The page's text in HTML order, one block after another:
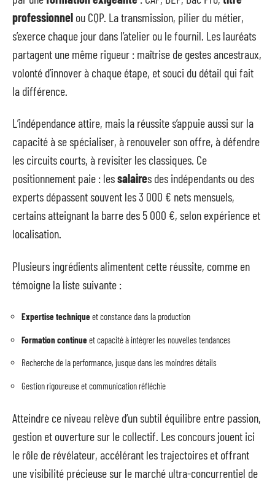
professionnel ou CQP. La transmission, pilier du métier,
s’exerce chaque jour dans l’atelier ou le fournil. Les lauréats
partagent une même rigueur : maîtrise de gestes ancestraux,
volonté d’innover à chaque étape, et souci du détail qui fait
la différence.
L’indépendance attire, mais la réussite s’appuie aussi sur la
capacité à se spécialiser, à renouveler son offre, à défendre
les circuits courts, à revisiter les classiques. Ce
positionnement paie : lessalaires des indépendants ou des
experts dépassent souvent les 3 000 € nets mensuels,
certains atteignant la barre des 5 000 €, selon expérience et
localisation.
Plusieurs ingrédients alimentent cette réussite, comme en
témoigne la liste suivante :
Expertise techniqueet constance dans la production
Formation continueet capacité à intégrer les nouvelles tendances
Recherche de la performance, jusque dans les moindres détails
Gestion rigoureuse et communication réfléchie
Atteindre ce niveau relève d’un subtil équilibre entre passion,
gestion et ouverture sur le collectif. Les concours jouent ici
le rôle de révélateur, accélérant les trajectoires et offrant
une visibilité précieuse sur le marché ultra-concurrentiel de